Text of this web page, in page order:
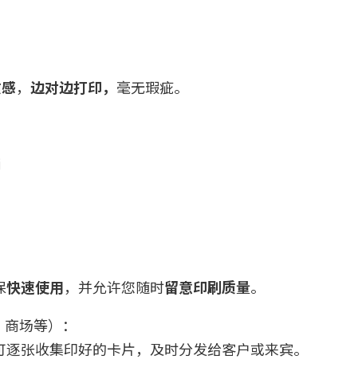
， 边对边打印， 毫无瑕疵。
快速使用，并允许您随时留意印刷质量。
场等）：
逐张收集印好的卡片，及时分发给客户或来宾。